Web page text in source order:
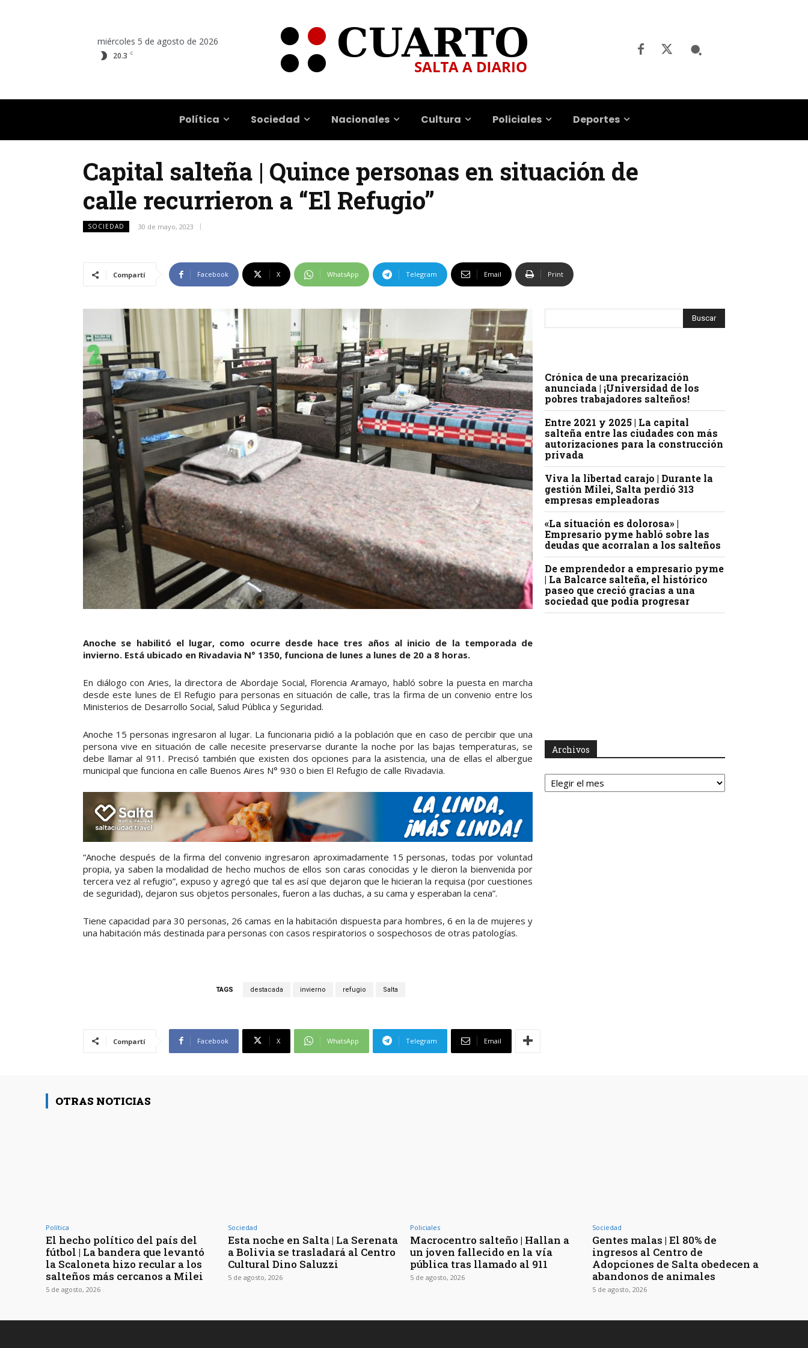
miércoles 5 de agosto de 2026
20.3 C
Política Sociedad Nacionales Cultura Policiales Deportes
Capital salteña | Quince personas en situación de
calle recurrieron a “El Refugio”
SOCIEDAD 30 de mayo, 2023
Compartí Facebook X WhatsApp Telegram Email Print
Anoche se habilitó el lugar, como ocurre desde hace tres años al inicio de la temporada de
invierno. Está ubicado en Rivadavia N° 1350, funciona de lunes a lunes de 20 a 8 horas.
En diálogo con Aries, la directora de Abordaje Social, Florencia Aramayo, habló sobre la puesta en marcha
desde este lunes de El Refugio para personas en situación de calle, tras la firma de un convenio entre los
Ministerios de Desarrollo Social, Salud Pública y Seguridad.
Anoche 15 personas ingresaron al lugar. La funcionaria pidió a la población que en caso de percibir que una
persona vive en situación de calle necesite preservarse durante la noche por las bajas temperaturas, se
debe llamar al 911. Precisó también que existen dos opciones para la asistencia, una de ellas el albergue
municipal que funciona en calle Buenos Aires N° 930 o bien El Refugio de calle Rivadavia.
“Anoche después de la firma del convenio ingresaron aproximadamente 15 personas, todas por voluntad
propia, ya saben la modalidad de hecho muchos de ellos son caras conocidas y le dieron la bienvenida por
tercera vez al refugio”, expuso y agregó que tal es así que dejaron que le hicieran la requisa (por cuestiones
de seguridad), dejaron sus objetos personales, fueron a las duchas, a su cama y esperaban la cena”.
Tiene capacidad para 30 personas, 26 camas en la habitación dispuesta para hombres, 6 en la de mujeres y
una habitación más destinada para personas con casos respiratorios o sospechosos de otras patologías.
TAGS destacada invierno refugio Salta
Compartí Facebook X WhatsApp Telegram Email
Crónica de una precarización
anunciada | ¡Universidad de los
pobres trabajadores salteños!
Entre 2021 y 2025 | La capital
salteña entre las ciudades con más
autorizaciones para la construcción
privada
Viva la libertad carajo | Durante la
gestión Milei, Salta perdió 313
empresas empleadoras
«La situación es dolorosa» |
Empresario pyme habló sobre las
deudas que acorralan a los salteños
De emprendedor a empresario pyme
| La Balcarce salteña, el histórico
paseo que creció gracias a una
sociedad que podía progresar
Archivos
Archivos
OTRAS NOTICIAS
Política
El hecho político del país del
fútbol | La bandera que levantó
la Scaloneta hizo recular a los
salteños más cercanos a Milei
5 de agosto, 2026
Sociedad
Esta noche en Salta | La Serenata
a Bolivia se trasladará al Centro
Cultural Dino Saluzzi
5 de agosto, 2026
Policiales
Macrocentro salteño | Hallan a
un joven fallecido en la vía
pública tras llamado al 911
5 de agosto, 2026
Sociedad
Gentes malas | El 80% de
ingresos al Centro de
Adopciones de Salta obedecen a
abandonos de animales
5 de agosto, 2026